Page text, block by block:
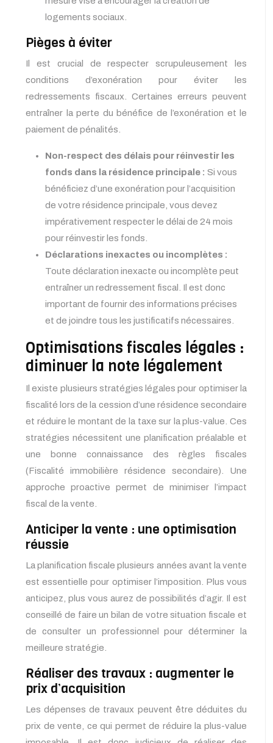
logements sociaux.
Pièges à éviter
Il est crucial de respecter scrupuleusement les
conditions d’exonération pour éviter les
redressements fiscaux. Certaines erreurs peuvent
entraîner la perte du bénéfice de l’exonération et le
paiement de pénalités.
Non-respect des délais pour réinvestir les
fonds dans la résidence principale : Si vous
bénéficiez d’une exonération pour l’acquisition
de votre résidence principale, vous devez
impérativement respecter le délai de 24 mois
pour réinvestir les fonds.
Déclarations inexactes ou incomplètes :
Toute déclaration inexacte ou incomplète peut
entraîner un redressement fiscal. Il est donc
important de fournir des informations précises
et de joindre tous les justificatifs nécessaires.
Optimisations fiscales légales :
diminuer la note légalement
Il existe plusieurs stratégies légales pour optimiser la
fiscalité lors de la cession d’une résidence secondaire
et réduire le montant de la taxe sur la plus-value. Ces
stratégies nécessitent une planification préalable et
une bonne connaissance des règles fiscales
(Fiscalité immobilière résidence secondaire). Une
approche proactive permet de minimiser l’impact
fiscal de la vente.
Anticiper la vente : une optimisation
réussie
La planification fiscale plusieurs années avant la vente
est essentielle pour optimiser l’imposition. Plus vous
anticipez, plus vous aurez de possibilités d’agir. Il est
conseillé de faire un bilan de votre situation fiscale et
de consulter un professionnel pour déterminer la
meilleure stratégie.
Réaliser des travaux : augmenter le
prix d’acquisition
Les dépenses de travaux peuvent être déduites du
prix de vente, ce qui permet de réduire la plus-value